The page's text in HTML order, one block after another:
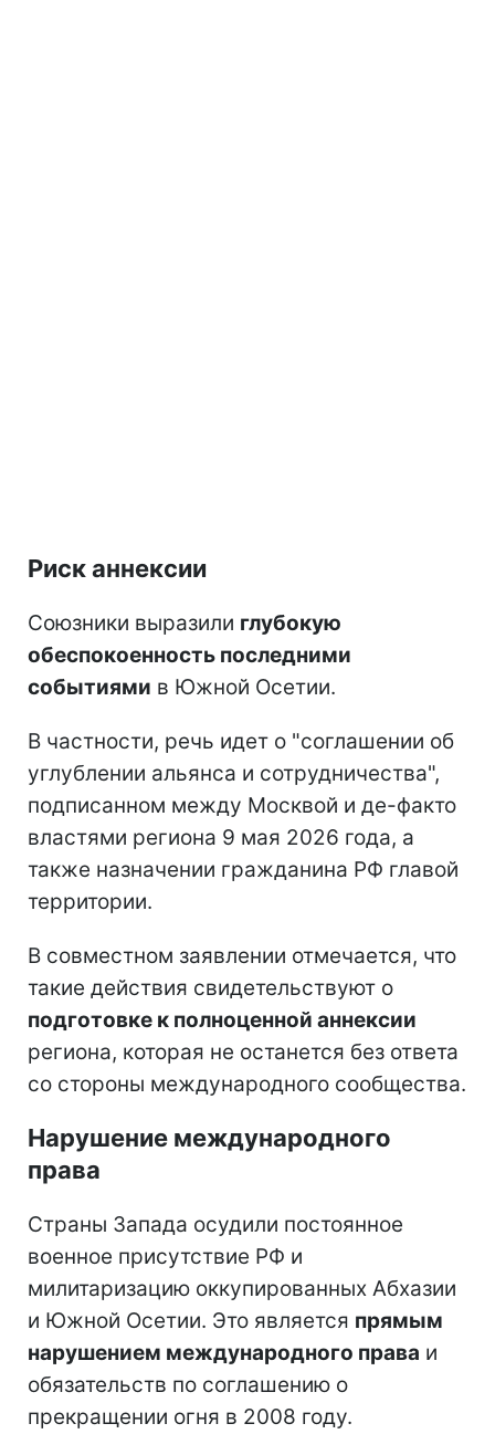
Риск аннексии
Союзники выразили глубокую
обеспокоенность последними
событиями в Южной Осетии.
В частности, речь идет о "соглашении об
углублении альянса и сотрудничества",
подписанном между Москвой и де-факто
властями региона 9 мая 2026 года, а
также назначении гражданина РФ главой
территории.
В совместном заявлении отмечается, что
такие действия свидетельствуют о
подготовке к полноценной аннексии
региона, которая не останется без ответа
со стороны международного сообщества.
Нарушение международного
права
Страны Запада осудили постоянное
военное присутствие РФ и
милитаризацию оккупированных Абхазии
и Южной Осетии. Это является прямым
нарушением международного права и
обязательств по соглашению о
прекращении огня в 2008 году.